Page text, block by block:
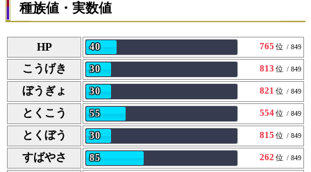
種族値・実数値
HP 40 765 位 / 849
こうげき 30 813 位 / 849
ぼうぎょ 30 821 位 / 849
とくこう 55 554位 / 849
とくぼう 30 815 位 / 849
すばやさ 85 262 位 / 849